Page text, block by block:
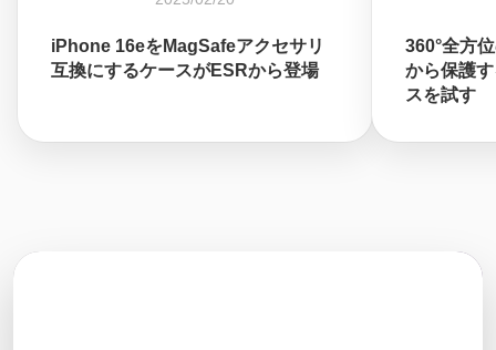
iPhone 16eをMagSafeアクセサリ
互換にするケースがESRから登場
360°全方
から保護
スを試す